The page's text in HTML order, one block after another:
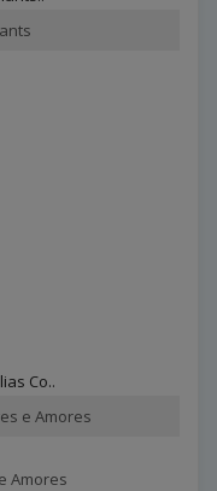
e Amores
Amores